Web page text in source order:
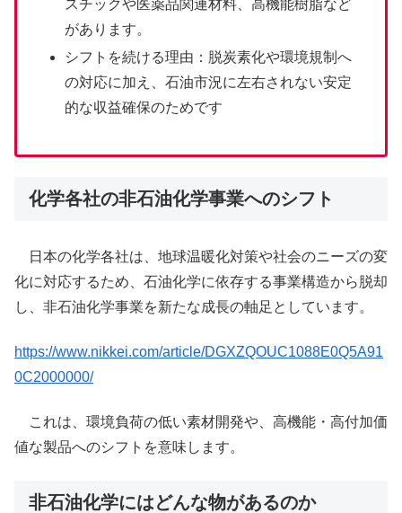
スチックや医薬品関連材料、高機能樹脂など
があります。
シフトを続ける理由：脱炭素化や環境規制へ
の対応に加え、石油市況に左右されない安定
的な収益確保のためです
化学各社の非石油化学事業へのシフト
日本の化学各社は、地球温暖化対策や社会のニーズの変
化に対応するため、石油化学に依存する事業構造から脱却
し、非石油化学事業を新たな成長の軸足としています。
https://www.nikkei.com/article/DGXZQOUC1088E0Q5A91
0C2000000/
これは、環境負荷の低い素材開発や、高機能・高付加価
値な製品へのシフトを意味します。
非石油化学にはどんな物があるのか